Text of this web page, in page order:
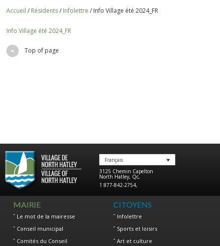
Accueil / Résidents/ Infolettre / Info Village été 2024_FR
Info Village été 2024_FR
Top of page
Français
3125 Chemin Capelton
North Hatley, Qc,
1 877-842-2754,
MAIRIE
Le mot de la mairesse
Conseil municipal
Comités du Conseil
CITOYENS
Infolettre
Sports et loisirs
Art et culture